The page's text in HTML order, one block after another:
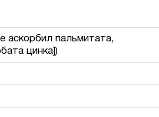
аскорбил пальмитата,
цинка])